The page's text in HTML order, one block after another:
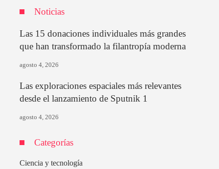
Noticias
Las 15 donaciones individuales más grandes
que han transformado la filantropía moderna
agosto 4, 2026
Las exploraciones espaciales más relevantes
desde el lanzamiento de Sputnik 1
agosto 4, 2026
Categorías
Ciencia y tecnología